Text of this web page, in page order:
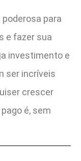
para
e fazer sua
investimento e
ser incríveis
crescer
é, sem